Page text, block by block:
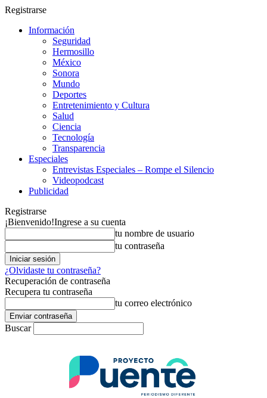
Registrarse
Información
Seguridad
Hermosillo
México
Sonora
Mundo
Deportes
Entretenimiento y Cultura
Salud
Ciencia
Tecnología
Transparencia
Especiales
Entrevistas Especiales – Rompe el Silencio
Videopodcast
Publicidad
Registrarse
¡Bienvenido!Ingrese a su cuenta
tu nombre de usuario
tu contraseña
¿Olvidaste tu contraseña?
Recuperación de contraseña
Recupera tu contraseña
tu correo electrónico
Buscar